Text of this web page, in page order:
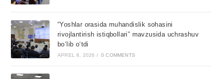
“Yoshlar orasida muhandislik sohasini
rivojlantirish istiqbollari” mavzusida uchrashuv
bo‘lib o‘tdi
APREL 8, 2026 / 0 COMMENTS